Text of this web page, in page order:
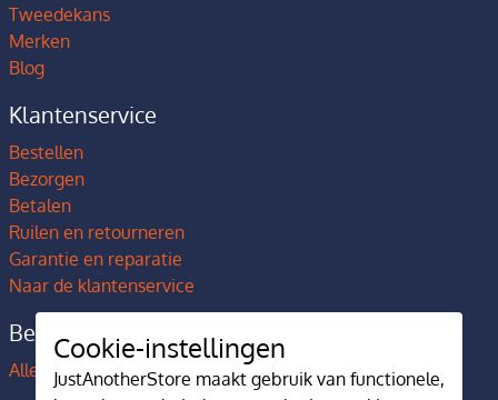
Tweedekans
Merken
Blog
Klantenservice
Bestellen
Bezorgen
Betalen
Ruilen en retourneren
Garantie en reparatie
Naar de klantenservice
Bedrijfsgegevens
Alles over JustAnotherStore
Cookie-instellingen
JustAnotherStore maakt gebruik van functionele,